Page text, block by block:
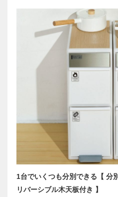
1台でいくつも分別できる【 分
リバーシブル木天板付き 】